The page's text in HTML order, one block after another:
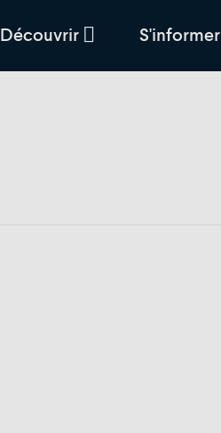
Découvrir S'informer